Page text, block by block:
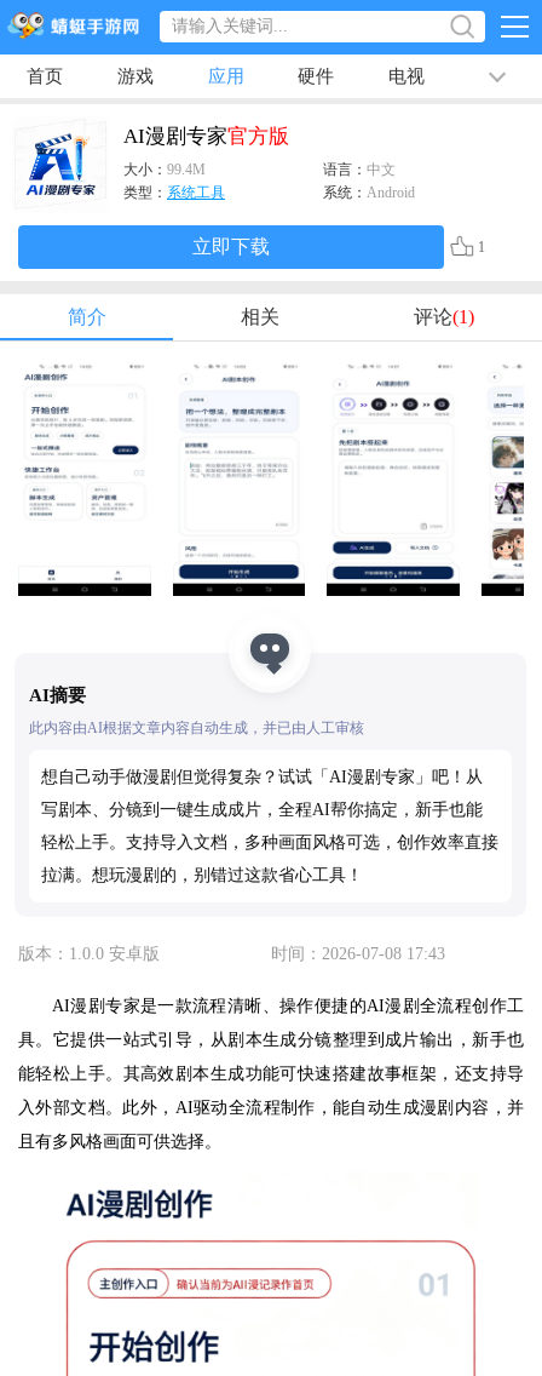
首页 游戏 应用 硬件 电视 排行榜
AI漫剧专家官方版
大小： 99.4M 语言： 中文
类型： 系统工具 系统： Android
立即下载 1
简介 相关 评论(1)
AI摘要
此内容由AI根据文章内容自动生成，并已由人工审核
想自己动手做漫剧但觉得复杂？试试「AI漫剧专家」吧！从
写剧本、分镜到一键生成成片，全程AI帮你搞定，新手也能
轻松上手。支持导入文档，多种画面风格可选，创作效率直接
拉满。想玩漫剧的，别错过这款省心工具！
版本：1.0.0 安卓版 时间：2026-07-08 17:43
AI漫剧专家是一款流程清晰、操作便捷的AI漫剧全流程创作工
具。它提供一站式引导，从剧本生成分镜整理到成片输出，新手也
能轻松上手。其高效剧本生成功能可快速搭建故事框架，还支持导
入外部文档。此外，AI驱动全流程制作，能自动生成漫剧内容，并
且有多风格画面可供选择。